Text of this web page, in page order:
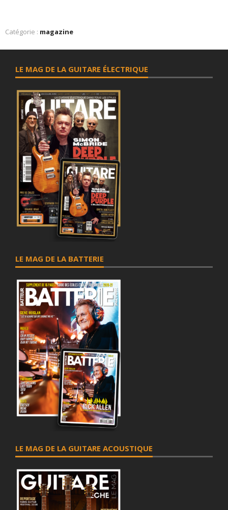
Catégorie : magazine
LE MAG DE LA GUITARE ÉLECTRIQUE
LE MAG DE LA BATTERIE
LE MAG DE LA GUITARE ACOUSTIQUE